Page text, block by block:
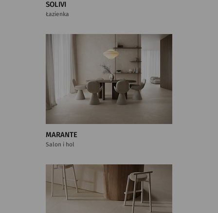
SOLIVI
Łazienka
MARANTE
Salon i hol